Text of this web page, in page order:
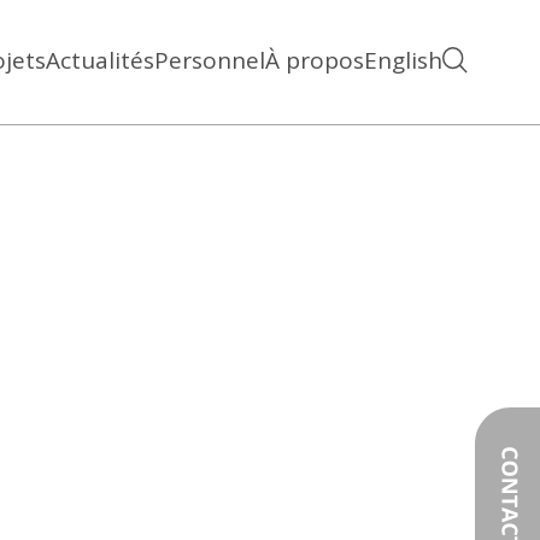
ActualitésPersonnelÀ proposEnglish